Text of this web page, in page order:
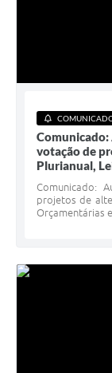
Comunicado:
votação de
Plurianual,
Comunicado:
projetos de
Orçamentárias